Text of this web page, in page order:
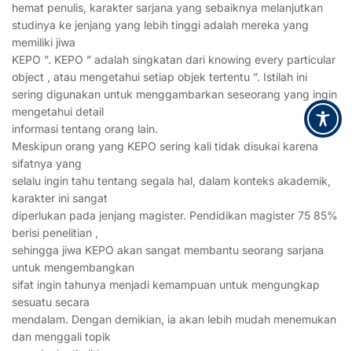
hemat penulis, karakter sarjana yang sebaiknya melanjutkan
studinya ke jenjang yang lebih tinggi adalah mereka yang
memiliki jiwa
KEPO ”. KEPO ” adalah singkatan dari knowing every particular
object , atau mengetahui setiap objek tertentu ”. Istilah ini
sering digunakan untuk menggambarkan seseorang yang ingin
mengetahui detail
informasi tentang orang lain.
Meskipun orang yang KEPO sering kali tidak disukai karena
sifatnya yang
selalu ingin tahu tentang segala hal, dalam konteks akademik,
karakter ini sangat
diperlukan pada jenjang magister. Pendidikan magister 75 85%
berisi penelitian ,
sehingga jiwa KEPO akan sangat membantu seorang sarjana
untuk mengembangkan
sifat ingin tahunya menjadi kemampuan untuk mengungkap
sesuatu secara
mendalam. Dengan demikian, ia akan lebih mudah menemukan
dan menggali topik